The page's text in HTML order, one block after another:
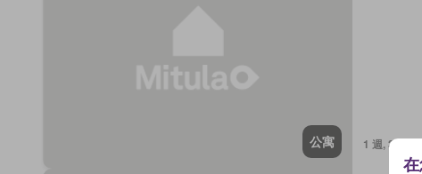
公寓 1 週, 3 日 前